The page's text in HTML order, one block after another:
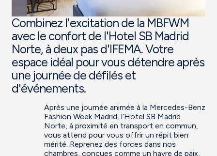
Combinez l'excitation de la MBFWM
avec le confort de l'Hotel SB Madrid
Norte, à deux pas d'IFEMA. Votre
espace idéal pour vous détendre après
une journée de défilés et
d'événements.
Après une journée animée à la Mercedes-Benz
Fashion Week Madrid, l’Hotel SB Madrid
Norte, à proximité en transport en commun,
vous attend pour vous offrir un répit bien
mérité. Reprenez des forces dans nos
chambres, conçues comme un havre de paix,